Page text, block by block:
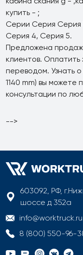
купить - ;
Серии Серия Серия
Серия 4, Серия 5.
Предложена
клиентов. Оплатить
переводом. Узнать о
1140 mm) вы
консультации по
-->
603092, РФ,
шоссе д 352а
info@worktruck.ru
8 (800) 550-96-